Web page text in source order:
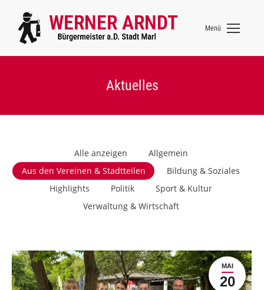
Menü
Aktuelles
Alle anzeigen
Allgemein
Aus den Vereinen & Stadtteilen
Bildung & Soziales
Highlights
Politik
Sport & Kultur
Verwaltung & Wirtschaft
MAI
20